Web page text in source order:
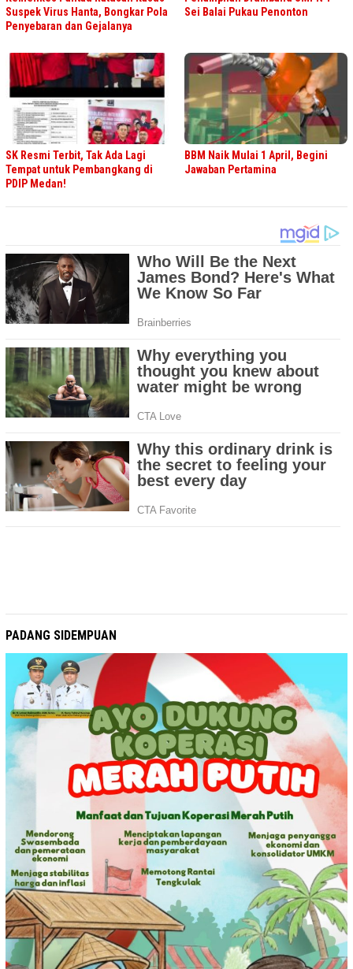
Suspek Virus Hanta, Bongkar Pola
Penyebaran dan Gejalanya
Sei Balai Pukau Penonton
SK Resmi Terbit, Tak Ada Lagi
Tempat untuk Pembangkang di
PDIP Medan!
BBM Naik Mulai 1 April, Begini
Jawaban Pertamina
PADANG SIDEMPUAN